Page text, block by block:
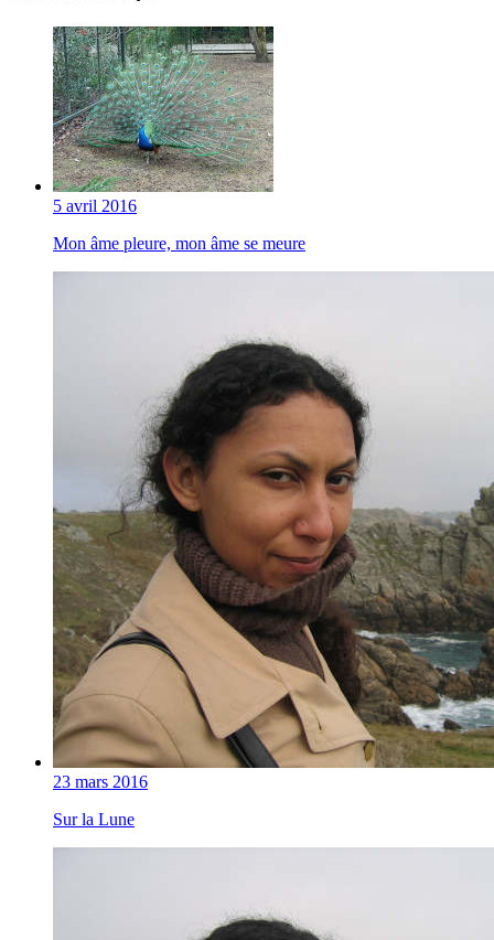
5 avril 2016
Mon âme pleure, mon âme se meure
23 mars 2016
Sur la Lune